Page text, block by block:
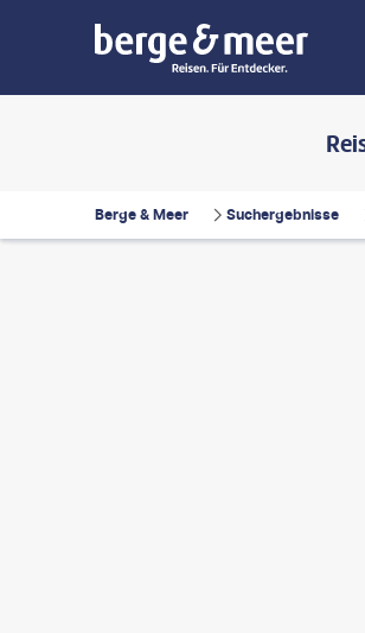
Berge & Meer Suchergebnisse